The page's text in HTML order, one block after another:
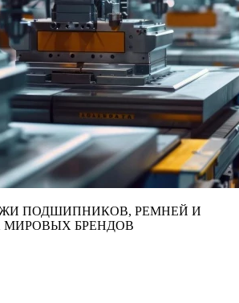
ПОДШИПНИКОВ, РЕМНЕЙ И
БРЕНДОВ